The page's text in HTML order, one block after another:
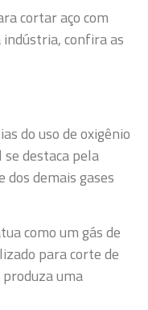
cortar aço com
indústria, confira as
do uso de oxigênio
destaca pela
dos demais gases
como um gás de
para corte de
uma